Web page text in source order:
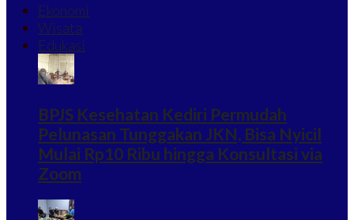
Ekonomi
Wisata
Edukasi
BPJS Kesehatan Kediri Permudah
Pelunasan Tunggakan JKN, Bisa Nyicil
Mulai Rp10 Ribu hingga Konsultasi via
Zoom